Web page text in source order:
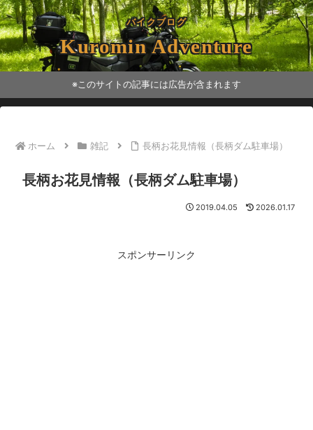
バイクブログ
Kuromin Adventure
※このサイトの記事には広告が含まれます
ホーム 雑記 長柄お花見情報（長柄ダム駐車場）
長柄お花見情報（長柄ダム駐車場）
2019.04.05 2026.01.17
スポンサーリンク